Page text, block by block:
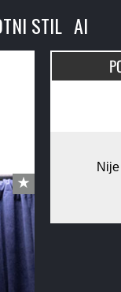
STIL AI